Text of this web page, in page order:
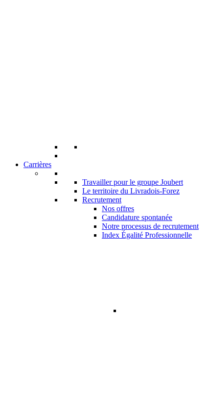
Carrières
Travailler pour le groupe Joubert
Le territoire du Livradois-Forez
Recrutement
Nos offres
Candidature spontanée
Notre processus de recrutement
Index Égalité Professionnelle